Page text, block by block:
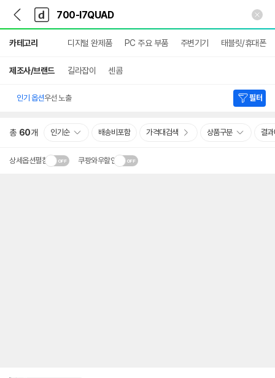
다
나
와
가
기
다
와
메
인
카테고리 디지털 완제품 PC 주요 부품 주변기기 태블릿/휴대폰
제조사/브랜드 길라잡이 센콤
인기 옵션우선 노출 필터
총 60개 인기순 배송비포함 가격대검색 상품구분 결
상세옵션펼침 쿠팡와우할인